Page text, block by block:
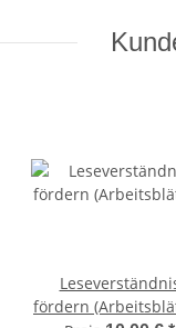
fördern